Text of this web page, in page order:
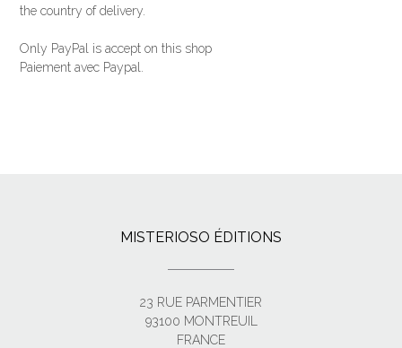
the country of delivery.
Only PayPal is accept on this shop
Paiement avec Paypal.
MISTERIOSO ÉDITIONS
23 RUE PARMENTIER
93100 MONTREUIL
FRANCE